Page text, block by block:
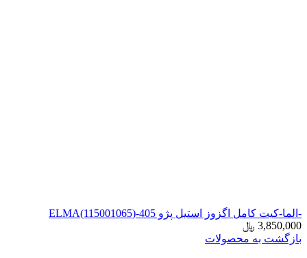
-الما-کیت کامل اگزوز استیل پژو 405-ELMA(115001065)
3,850,000 ﷼
بازگشت به محصولات